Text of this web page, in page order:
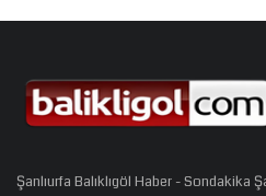
Şanlıurfa Balıklıgöl Haber - Sondakika